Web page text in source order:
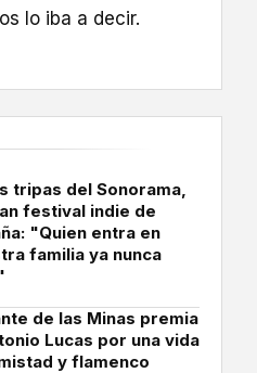
lo iba a decir.
tripas del Sonorama,
festival indie de
"Quien entra en
familia ya nunca
de las Minas premia
Lucas por una vida
y flamenco